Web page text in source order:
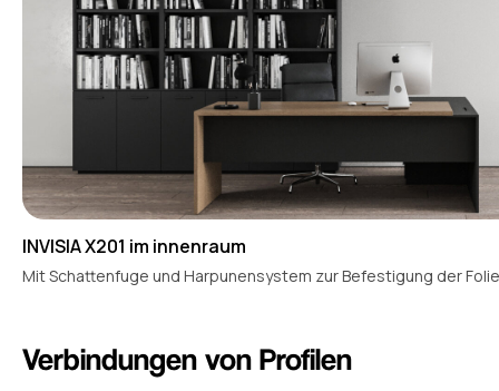
INVISIA X201 im innenraum
Mit Schattenfuge und Harpunensystem zur Befestigung der
Verbindungen von Profilen